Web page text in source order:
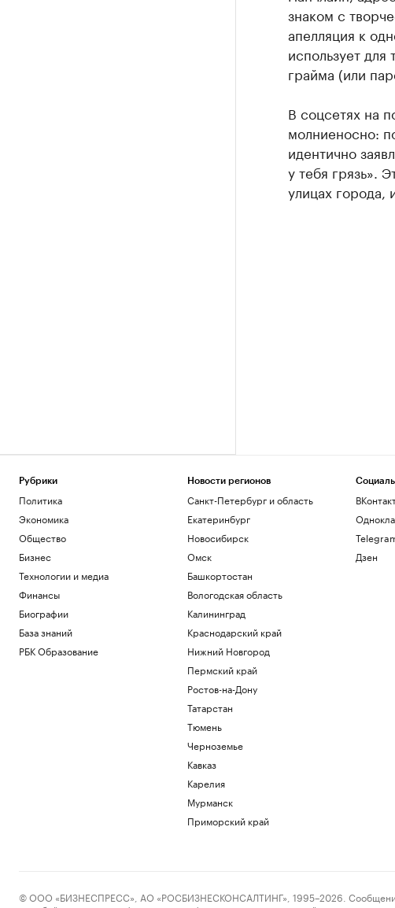
знаком с
апелляция к
использует
грайма (или
В соцсетях на
молниеносно:
идентично
у тебя грязь».
улицах города,
Рубрики
Политика
Экономика
Общество
Бизнес
Технологии и медиа
Финансы
Биографии
База знаний
РБК Образование
Новости регионов
Санкт-Петербург и область
Екатеринбург
Новосибирск
Омск
Башкортостан
Вологодская область
Калининград
Краснодарский край
Нижний Новгород
Пермский край
Ростов-на-Дону
Татарстан
Тюмень
Черноземье
Кавказ
Карелия
Мурманск
Приморский край
Дзен
© ООО «БИЗНЕСПРЕСС», АО «РОСБИЗНЕСКОНСАЛТИНГ», 1995–2026. Сообщения и